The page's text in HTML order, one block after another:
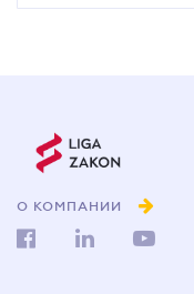
О КОМПАНИИ